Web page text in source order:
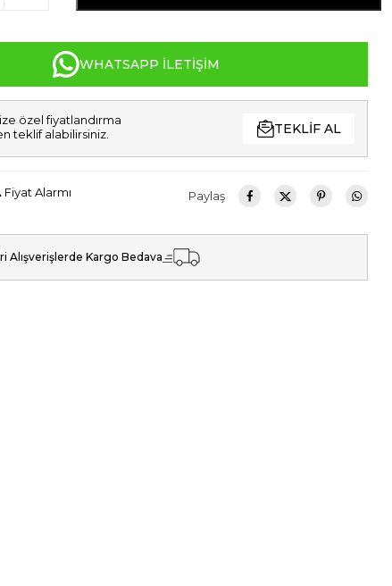
WHATSAPP İLETIŞIM
özel fiyatlandırma
teklif alabilirsiniz.
TEKLIF AL
Fiyat Alarmı Paylaş
Alışverişlerde Kargo Bedava